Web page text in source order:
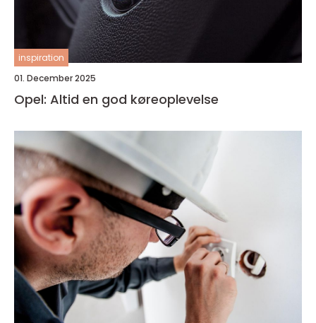
inspiration
01. December 2025
Opel: Altid en god køreoplevelse